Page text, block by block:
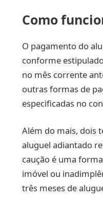
Como
O pagamento do
conforme
no mês corrente
outras formas de
especificadas no
Além do mais, dois
aluguel adiantado
caução é uma
imóvel ou
três meses de